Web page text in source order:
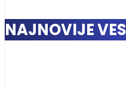
NAJNOVIJE